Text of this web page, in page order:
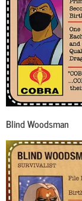
Blind Woodsman